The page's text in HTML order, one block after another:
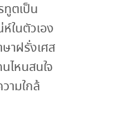
ทูตเป็น
ในตัวเอง
าฝรั่งเศส
ไหนสนใจ
ามใกล้